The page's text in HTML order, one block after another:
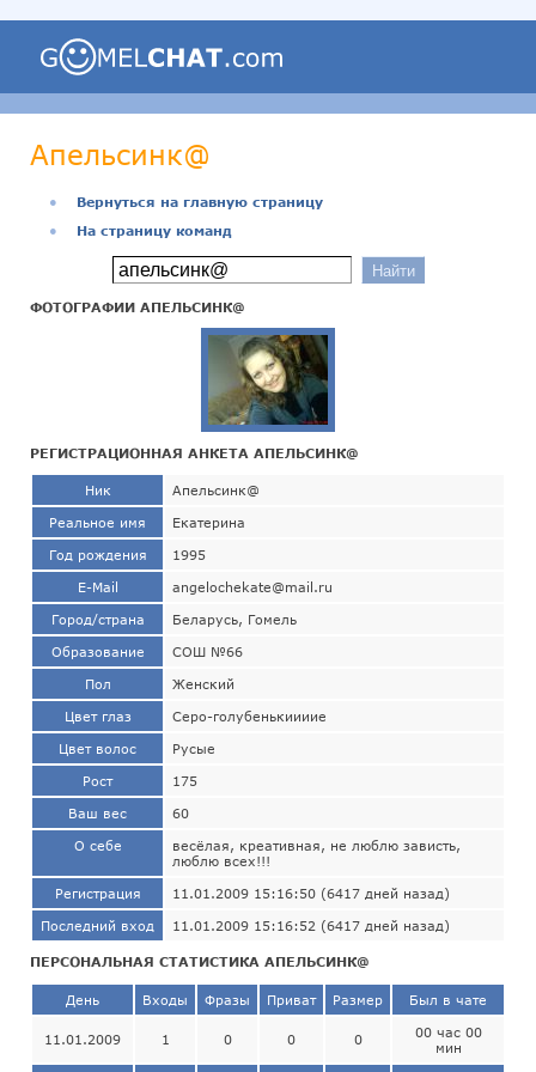
Апельсинк@
●
Вернуться на главную страницу
●
На страницу команд
ФОТОГРАФИИ АПЕЛЬСИНК@
РЕГИСТРАЦИОННАЯ АНКЕТА АПЕЛЬСИНК@
Ник Апельсинк@
Реальное имя Екатерина
Год рождения 1995
E-Mail angelochekate@mail.ru
Город/страна Беларусь, Гомель
Образование СОШ №66
Пол Женский
Цвет глаз Серо-голубенькиииие
Цвет волос Русые
Рост 175
Ваш вес 60
О себе
весёлая, креативная, не люблю зависть,
люблю всех!!!
Регистрация 11.01.2009 15:16:50 (6417 дней назад)
Последний вход 11.01.2009 15:16:52 (6417 дней назад)
ПЕРСОНАЛЬНАЯ СТАТИСТИКА АПЕЛЬСИНК@
День Входы Фразы Приват Размер Был в чате
11.01.2009 1 0 0 0
00 час 00
мин